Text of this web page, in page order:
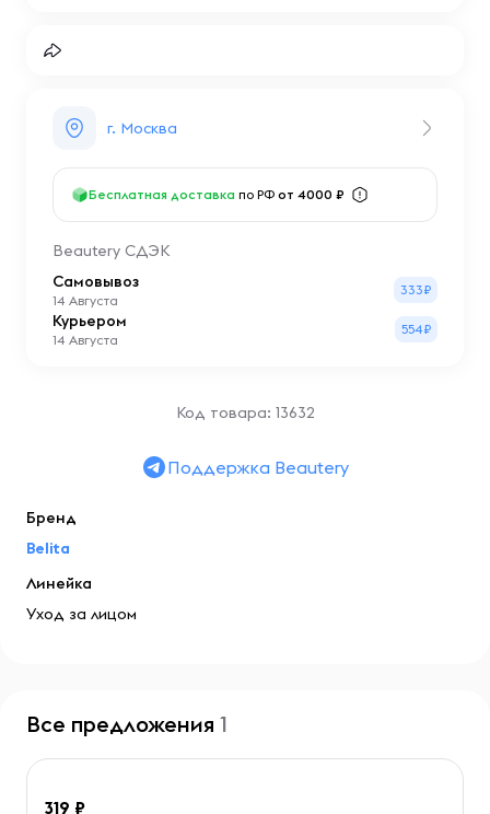
г. Москва
Бесплатная доставка по РФ от 4000 ₽
Beautery СДЭК
Самовывоз
14 Августа
333₽
Курьером
14 Августа
554₽
Код товара: 13632
Поддержка Beautery
Бренд
Belita
Линейка
Уход за лицом
Все предложения 1
319